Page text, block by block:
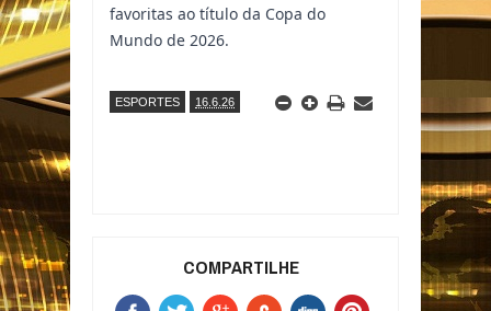
favoritas ao título da Copa do
Mundo de 2026.
ESPORTES 16.6.26
COMPARTILHE